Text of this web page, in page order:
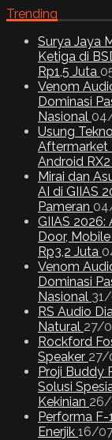
Trending
Surya Jaya
Ketiga di
Rp1,5 Juta
Venom
Dominasi
Nasional
Usung
Aftermarket
Android
Mirai dan
AI di GIIAS
Pameran
GIIAS
Door,
Rp3,2 Juta
Venom
Dominasi
Nasional
RS Audio
Natural 27/
Rockford
Speaker 27/
Proji Buddy
Solusi
Kekinian
Performa F-
Enerjik 16/